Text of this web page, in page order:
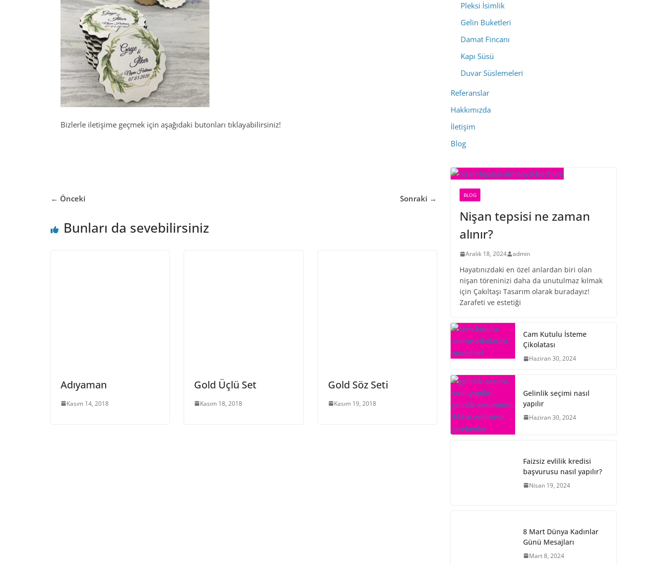
Bizlerle iletişime geçmek için aşağıdaki butonları tıklayabilirsiniz!
← Önceki Sonraki →
Bunları da sevebilirsiniz
Adıyaman
Kasım 14, 2018
Gold Üçlü Set
Kasım 18, 2018
Gold Söz Seti
Kasım 19, 2018
Pleksi İsimlik
Gelin Buketleri
Damat Fincanı
Kapı Süsü
Duvar Süslemeleri
Referanslar
Hakkımızda
İletişim
Blog
BLOG
Nişan tepsisi ne zaman
alınır?
Aralık 18, 2024 admin
Hayatınızdaki en özel anlardan biri olan
nişan töreninizi daha da unutulmaz kılmak
için Çakıltaşı Tasarım olarak buradayız!
Zarafeti ve estetiği
Cam Kutulu İsteme
Çikolatası
Haziran 30, 2024
Gelinlik seçimi nasıl
yapılır
Haziran 30, 2024
Faizsiz evlilik kredisi
başvurusu nasıl yapılır?
Nisan 19, 2024
8 Mart Dünya Kadınlar
Günü Mesajları
Mart 8, 2024